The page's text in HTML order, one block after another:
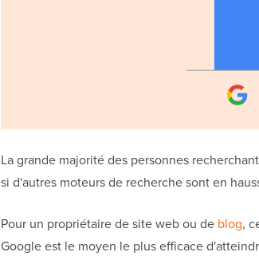
La grande majorité des personnes
si d'autres moteurs de recherche sont en
Pour un propriétaire de site web ou de blog,
Google est le moyen le plus efficace